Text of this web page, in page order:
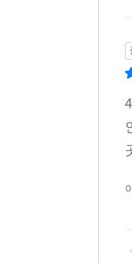
20
· 미
· 구
21
· 유